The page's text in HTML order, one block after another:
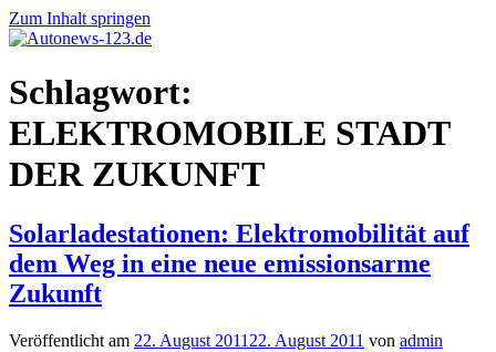
Zum Inhalt springen
Autonews-
123.de
Autonews
mit
Schlagwort:
ELEKTROMOBILE STADT
DER ZUKUNFT
Solarladestationen: Elektromobilität auf
dem Weg in eine neue emissionsarme
Zukunft
Veröffentlicht am 22. August 2011 22. August 2011 von admin